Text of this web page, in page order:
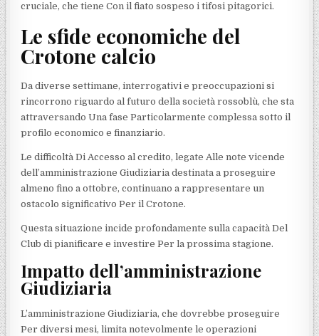
cruciale, che tiene Con il fiato sospeso i tifosi pitagorici.
Le sfide economiche del
Crotone calcio
Da diverse settimane, interrogativi e preoccupazioni si
rincorrono riguardo al futuro della società rossoblù, che sta
attraversando Una fase Particolarmente complessa sotto il
profilo economico e finanziario.
Le difficoltà Di Accesso al credito, legate Alle note vicende
dell’amministrazione Giudiziaria destinata a proseguire
almeno fino a ottobre, continuano a rappresentare un
ostacolo significativo Per il Crotone.
Questa situazione incide profondamente sulla capacità Del
Club di pianificare e investire Per la prossima stagione.
Impatto dell’amministrazione
Giudiziaria
L’amministrazione Giudiziaria, che dovrebbe proseguire
Per diversi mesi, limita notevolmente le operazioni